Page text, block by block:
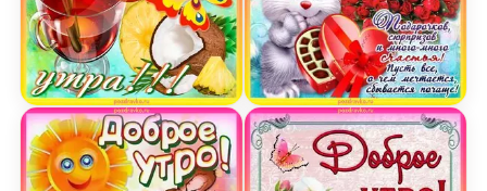
Открытка самого бодрого утра тебе!
Открытка с добрым